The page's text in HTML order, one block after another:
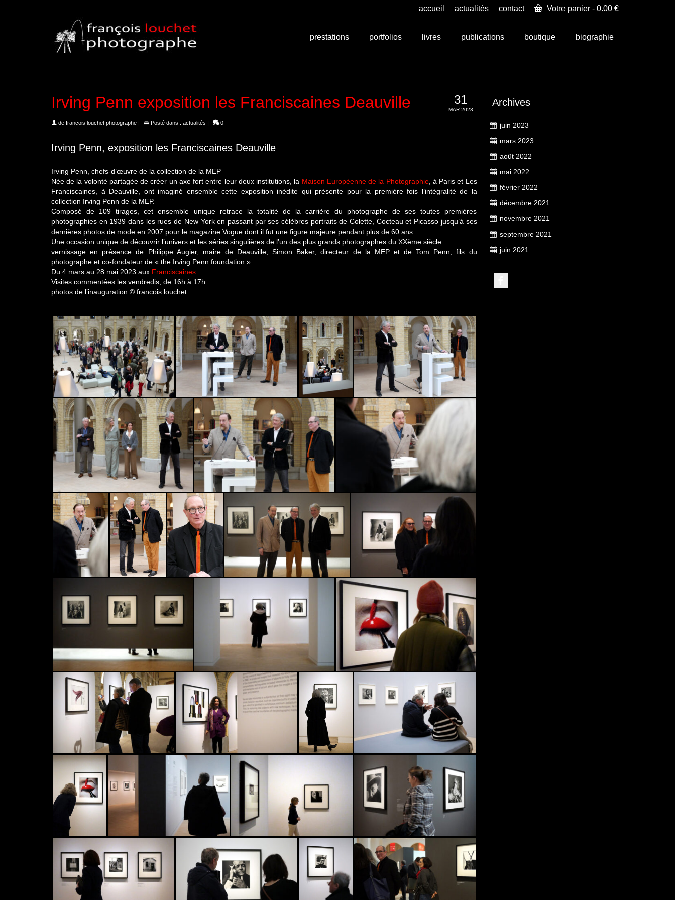
accueil actualités contact Votre panier - 0.00 €
prestations portfolios livres publications boutique biographie
31
MAR 2023
Irving Penn exposition les Franciscaines Deauville
de francois louchet photographe | Posté dans : actualités | 0
Irving Penn, exposition les Franciscaines Deauville
Irving Penn, chefs-d’œuvre de la collection de la MEP
Née de la volonté partagée de créer un axe fort entre leur deux institutions, la Maison Européenne de la Photographie, à Paris et Les
Franciscaines, à Deauville, ont imaginé ensemble cette exposition inédite qui présente pour la première fois l’intégralité de la
collection Irving Penn de la MEP.
Composé de 109 tirages, cet ensemble unique retrace la totalité de la carrière du photographe de ses toutes premières
photographies en 1939 dans les rues de New York en passant par ses célèbres portraits de Colette, Cocteau et Picasso jusqu’à ses
dernières photos de mode en 2007 pour le magazine Vogue dont il fut une figure majeure pendant plus de 60 ans.
Une occasion unique de découvrir l’univers et les séries singulières de l’un des plus grands photographes du XXème siècle.
vernissage en présence de Philippe Augier, maire de Deauville, Simon Baker, directeur de la MEP et de Tom Penn, fils du
photographe et co-fondateur de « the Irving Penn foundation ».
Du 4 mars au 28 mai 2023 aux Franciscaines
Visites commentées les vendredis, de 16h à 17h
photos de l’inauguration © francois louchet
Archives
juin 2023
mars 2023
août 2022
mai 2022
février 2022
décembre 2021
novembre 2021
septembre 2021
juin 2021